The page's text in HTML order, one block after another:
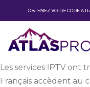
OBTENEZ VOTRE CODE
Les services IPTV ont
Français accèdent au